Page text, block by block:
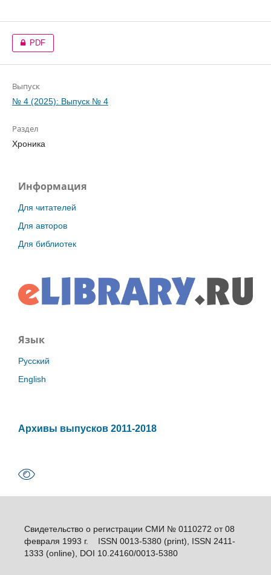
PDF
Выпуск
№ 4 (2025): Выпуск № 4
Раздел
Хроника
Информация
Для читателей
Для авторов
Для библиотек
Язык
Русский
English
Архивы выпусков 2011-2018
Свидетельство о регистрации СМИ № 0110272 от 08
февраля 1993 г. ISSN 0013-5380 (print), ISSN 2411-
1333 (online), DOI 10.24160/0013-5380